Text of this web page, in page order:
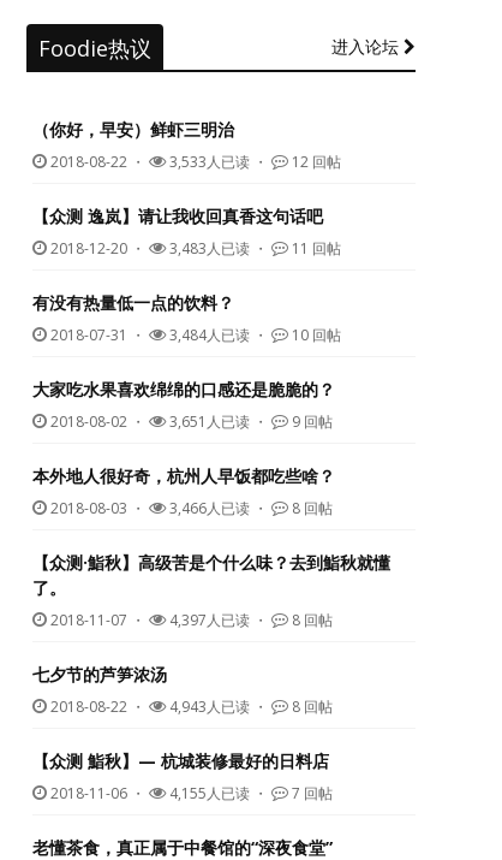
Foodie热议 进入论坛
（你好，早安）鲜虾三明治
2018-08-22 ・ 3,533人已读 ・ 12 回帖
【众测 逸岚】请让我收回真香这句话吧
2018-12-20 ・ 3,483人已读 ・ 11 回帖
有没有热量低一点的饮料？
2018-07-31 ・ 3,484人已读 ・ 10 回帖
大家吃水果喜欢绵绵的口感还是脆脆的？
2018-08-02 ・ 3,651人已读 ・ 9 回帖
本外地人很好奇，杭州人早饭都吃些啥？
2018-08-03 ・ 3,466人已读 ・ 8 回帖
【众测·鮨秋】高级苦是个什么味？去到鮨秋就懂
了。
2018-11-07 ・ 4,397人已读 ・ 8 回帖
七夕节的芦笋浓汤
2018-08-22 ・ 4,943人已读 ・ 8 回帖
【众测 鮨秋】— 杭城装修最好的日料店
2018-11-06 ・ 4,155人已读 ・ 7 回帖
老懂茶食，真正属于中餐馆的“深夜食堂”